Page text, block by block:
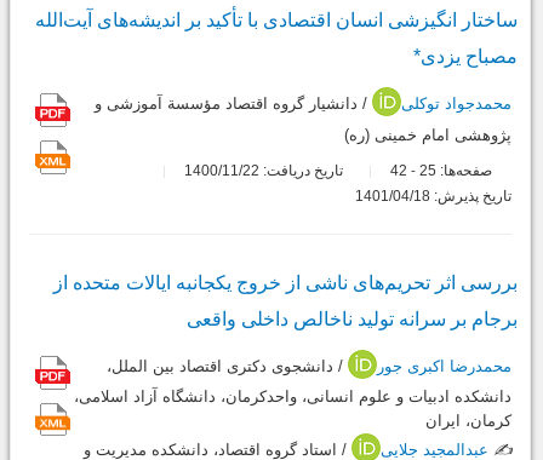
ساختار انگیزشی انسان اقتصادی با تأکید بر اندیشه‌های آیت‌‌الله
مصباح یزدی*
محمدجواد توکلی
/ دانشیار گروه اقتصاد مؤسسة آموزشی و
پژوهشی امام خمینی (ره)
صفحه‌ها: 25
-
تاریخ دریافت: 1400/11/22
تاریخ پذیرش: 1401/04/18
بررسی اثر تحریم‌های ناشی از خروج یکجانبه ایالات متحده از
برجام بر سرانه تولید ناخالص داخلی واقعی
محمدرضا اکبری جور
/ دانشجوی دکتری اقتصاد بین الملل،
دانشکده ادبیات و علوم انسانی، واحدکرمان، دانشگاه آزاد اسلامی،
کرمان، ایران
✍️ عبدالمجید جلایی
/ استاد گروه اقتصاد، دانشکده مدیریت و